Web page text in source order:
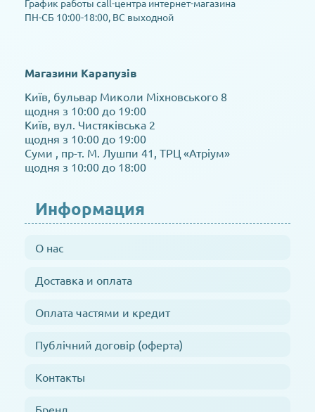
ПН-СБ 10:00-18:00, ВС выходной
Магазини Карапузів
Київ, бульвар Миколи Міхновського 8
щодня з 10:00 до 19:00
Київ, вул. Чистяківська 2
щодня з 10:00 до 19:00
Суми , пр-т. М. Лушпи 41, ТРЦ «Атріум»
щодня з 10:00 до 18:00
Информация
О нас
Доставка и оплата
Оплата частями и кредит
Публічний договір (оферта)
Контакты
Бренд